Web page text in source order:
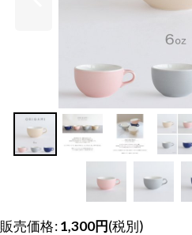
販売価格:1,300円(税別)